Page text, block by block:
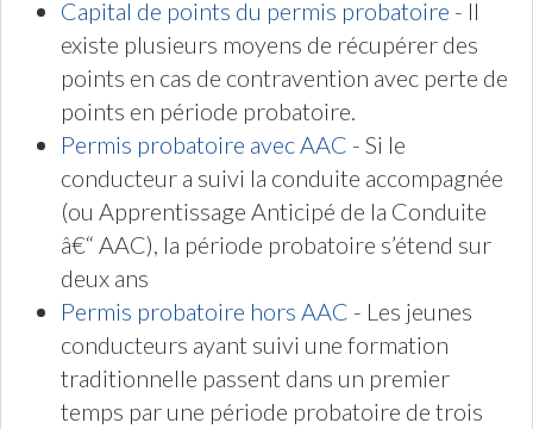
Capital de points du permis probatoire - Il
existe plusieurs moyens de récupérer des
points en cas de contravention avec perte de
points en période probatoire.
Permis probatoire avec AAC - Si le
conducteur a suivi la conduite accompagnée
(ou Apprentissage Anticipé de la Conduite
â€“ AAC), la période probatoire s’étend sur
deux ans
Permis probatoire hors AAC - Les jeunes
conducteurs ayant suivi une formation
traditionnelle passent dans un premier
temps par une période probatoire de trois